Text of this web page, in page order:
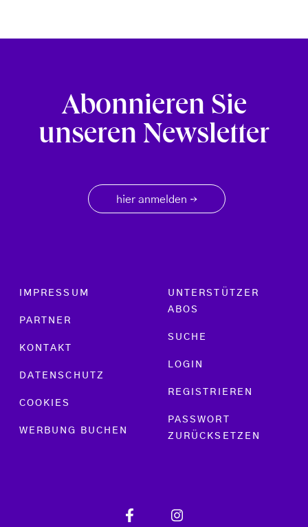
Abonnieren Sie
unseren Newsletter
hier anmelden →
Footer menu
IMPRESSUM
PARTNER
KONTAKT
DATENSCHUTZ
COOKIES
WERBUNG BUCHEN
UNTERSTÜTZER
ABOS
SUCHE
LOGIN
REGISTRIEREN
PASSWORT
ZURÜCKSETZEN